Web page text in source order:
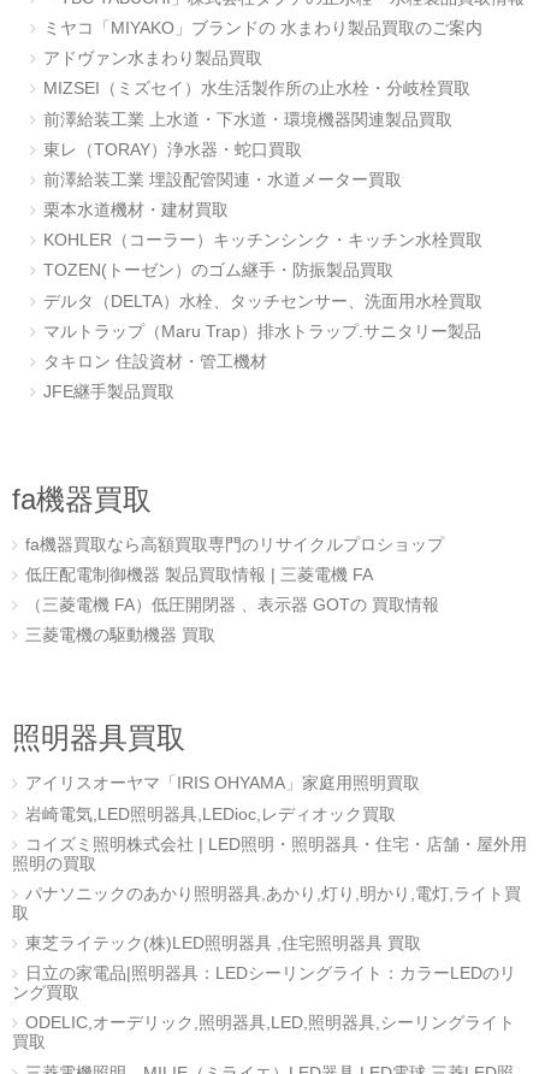
ミヤコ「MIYAKO」ブランドの 水まわり製品買取のご案内
アドヴァン水まわり製品買取
MIZSEI（ミズセイ）水生活製作所の止水栓・分岐栓買取
前澤給装工業 上水道・下水道・環境機器関連製品買取
東レ（TORAY）浄水器・蛇口買取
前澤給装工業 埋設配管関連・水道メーター買取
栗本水道機材・建材買取
KOHLER（コーラー）キッチンシンク・キッチン水栓買取
TOZEN(トーゼン）のゴム継手・防振製品買取
デルタ（DELTA）水栓、タッチセンサー、洗面用水栓買取
マルトラップ（Maru Trap）排水トラップ.サニタリー製品
タキロン 住設資材・管工機材
JFE継手製品買取
fa機器買取
fa機器買取なら高額買取専門のリサイクルプロショップ
低圧配電制御機器 製品買取情報 | 三菱電機 FA
（三菱電機 FA）低圧開閉器 、表示器 GOTの 買取情報
三菱電機の駆動機器 買取
照明器具買取
アイリスオーヤマ「IRIS OHYAMA」家庭用照明買取
岩崎電気,LED照明器具,LEDioc,レディオック買取
コイズミ照明株式会社 | LED照明・照明器具・住宅・店舗・屋外用
照明の買取
パナソニックのあかり照明器具,あかり,灯り,明かり,電灯,ライト買
取
東芝ライテック(株)LED照明器具 ,住宅照明器具 買取
日立の家電品|照明器具：LEDシーリングライト：カラーLEDのリ
ング買取
ODELIC,オーデリック,照明器具,LED,照明器具,シーリングライト
買取